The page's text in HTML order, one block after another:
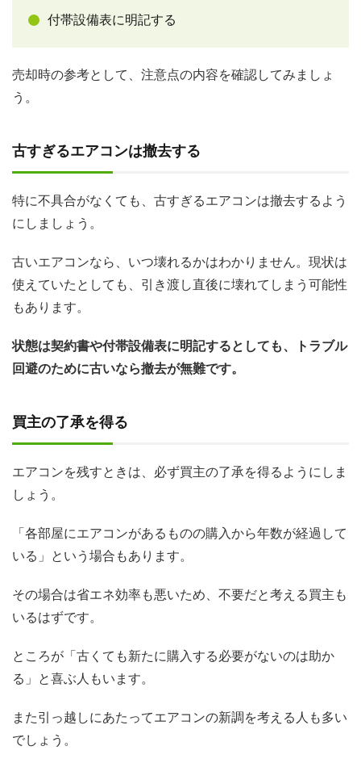
付帯設備表に明記する
売却時の参考として、注意点の内容を確認してみましょ
う。
古すぎるエアコンは撤去する
特に不具合がなくても、古すぎるエアコンは撤去するよう
にしましょう。
古いエアコンなら、いつ壊れるかはわかりません。現状は
使えていたとしても、引き渡し直後に壊れてしまう可能性
もあります。
状態は契約書や付帯設備表に明記するとしても、トラブル
回避のために古いなら撤去が無難です。
買主の了承を得る
エアコンを残すときは、必ず買主の了承を得るようにしま
しょう。
「各部屋にエアコンがあるものの購入から年数が経過して
いる」という場合もあります。
その場合は省エネ効率も悪いため、不要だと考える買主も
いるはずです。
ところが「古くても新たに購入する必要がないのは助か
る」と喜ぶ人もいます。
また引っ越しにあたってエアコンの新調を考える人も多い
でしょう。